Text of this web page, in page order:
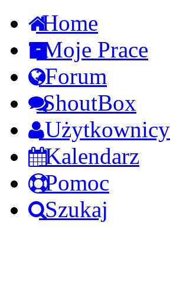
Home
Moje Prace
Forum
ShoutBox
Użytkownicy
Kalendarz
Pomoc
Szukaj